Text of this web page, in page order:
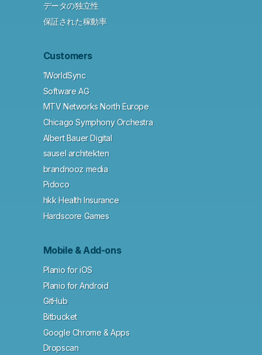
データの独立性
保証された稼動率
Customers
1WorldSync
Software AG
MTV Networks North Europe
Chicago Symphony Orchestra
Albert Bauer Digital
sausel architekten
brandnooz media
Pidoco
hkk Health Insurance
Hardscore Games
Mobile & Add-ons
Planio for iOS
Planio for Android
GitHub
Bitbucket
Google Chrome & Apps
Dropscan